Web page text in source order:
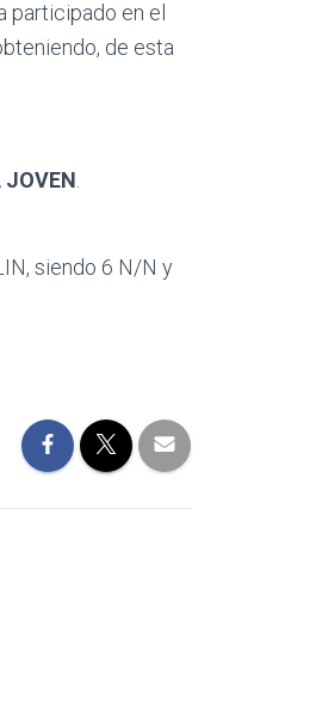
participado en el
de esta
JOVEN
siendo 6 N/N y